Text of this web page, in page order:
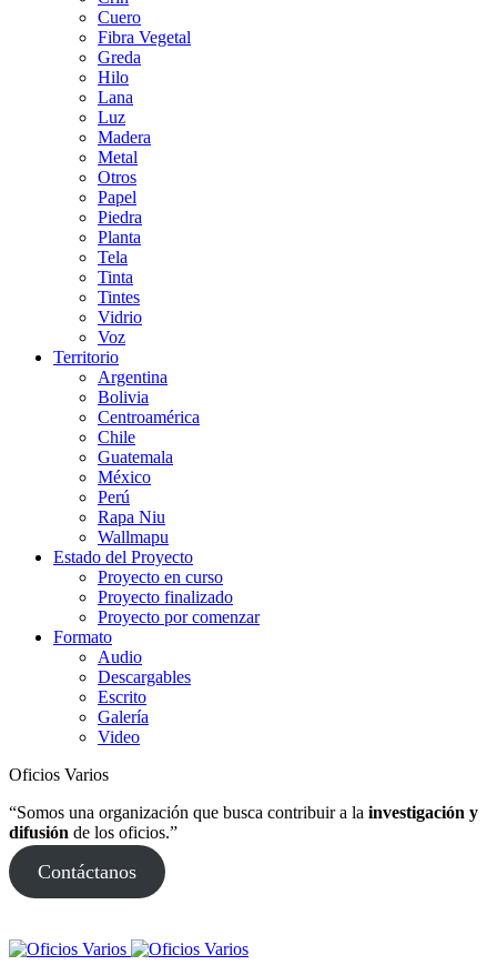
Cuero
Fibra Vegetal
Greda
Hilo
Lana
Luz
Madera
Metal
Otros
Papel
Piedra
Planta
Tela
Tinta
Tintes
Vidrio
Voz
Territorio
Argentina
Bolivia
Centroamérica
Chile
Guatemala
México
Perú
Rapa Niu
Wallmapu
Estado del Proyecto
Proyecto en curso
Proyecto finalizado
Proyecto por comenzar
Formato
Audio
Descargables
Escrito
Galería
Video
Oficios Varios
“Somos una organización que busca contribuir a la investigación y
difusión de los oficios.”
Contáctanos